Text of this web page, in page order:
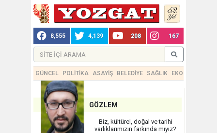
8,555 4,139 208 167
GÜNCEL POLİTİKA ASAYİŞ BELEDİYE SAĞLIK EKONOMİ
GÖZLEM
Biz, kültürel, doğal ve tarihi
varlıklarımızın farkında mıyız?